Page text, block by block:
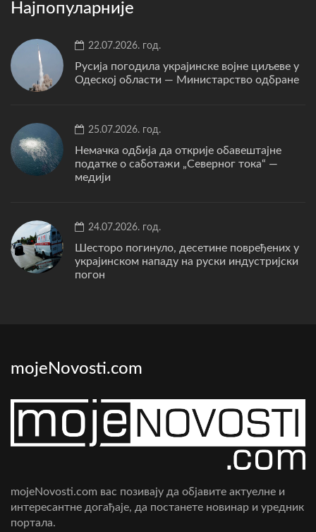
Најпопуларније
22.07.2026. год.
Русија погодила украјинске војне циљеве у
Одеској области — Министарство одбране
25.07.2026. год.
Немачка одбија да открије обавештајне
податке о саботажи „Северног тока“ —
медији
24.07.2026. год.
Шесторо погинуло, десетине повређених у
украјинском нападу на руски индустријски
погон
mojeNovosti.com
mojeNovosti.com вас позивају да објавите актуелне и
интересантне догађаје, да постанете новинар и уредник
портала.